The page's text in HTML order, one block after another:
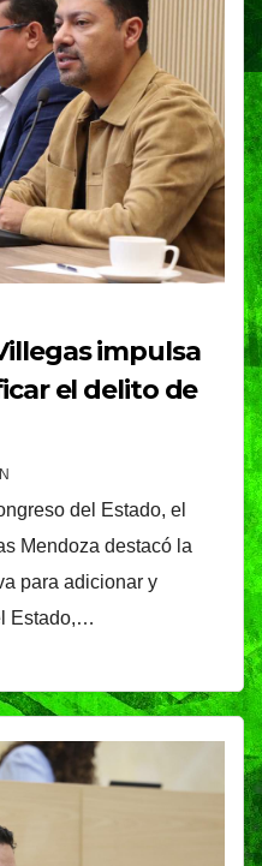
impulsa
el delito de
del Estado, el
Mendoza destacó la
para adicionar y
Estado,…